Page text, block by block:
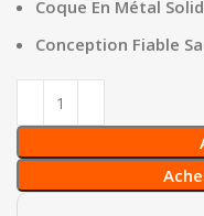
Coque En Métal
Conception Fiable